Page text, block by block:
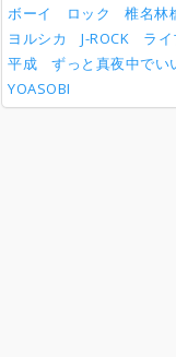
ボーイ
ロック 椎名林
ヨルシカ
J-ROCK ラ
平成
ずっと真夜中でい
YOASOBI